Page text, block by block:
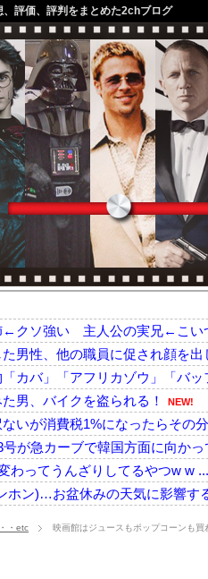
評価、評判をまとめた2chブログ
クソ強い 主人公の実兄←こい
男性、他の職員に促され顔を出
カバ」「アフリカゾウ」「バッ
男、バイクを盗られる！ NEW!
いが消費税1%になったらその
が急カーブで韓国方面に向かっ
わってうんざりしてるやつw w ...
ホン)…お盆休みの天気に影響す
本超え AI特需の恩恵で差 26年
・etc 映画館はジュースもポップコーンも買